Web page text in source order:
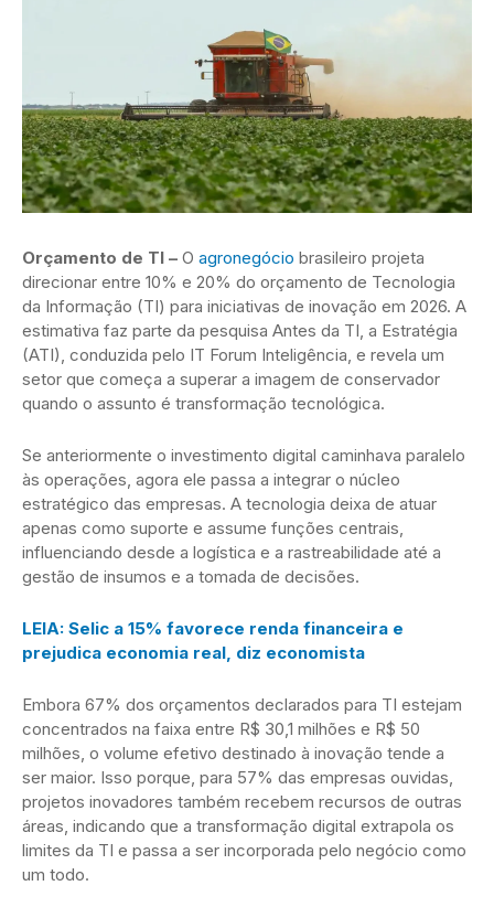
Orçamento de TI – O agronegócio brasileiro projeta
direcionar entre 10% e 20% do orçamento de Tecnologia
da Informação (TI) para iniciativas de inovação em 2026. A
estimativa faz parte da pesquisa Antes da TI, a Estratégia
(ATI), conduzida pelo IT Forum Inteligência, e revela um
setor que começa a superar a imagem de conservador
quando o assunto é transformação tecnológica.
Se anteriormente o investimento digital caminhava paralelo
às operações, agora ele passa a integrar o núcleo
estratégico das empresas. A tecnologia deixa de atuar
apenas como suporte e assume funções centrais,
influenciando desde a logística e a rastreabilidade até a
gestão de insumos e a tomada de decisões.
LEIA: Selic a 15% favorece renda financeira e
prejudica economia real, diz economista
Embora 67% dos orçamentos declarados para TI estejam
concentrados na faixa entre R$ 30,1 milhões e R$ 50
milhões, o volume efetivo destinado à inovação tende a
ser maior. Isso porque, para 57% das empresas ouvidas,
projetos inovadores também recebem recursos de outras
áreas, indicando que a transformação digital extrapola os
limites da TI e passa a ser incorporada pelo negócio como
um todo.